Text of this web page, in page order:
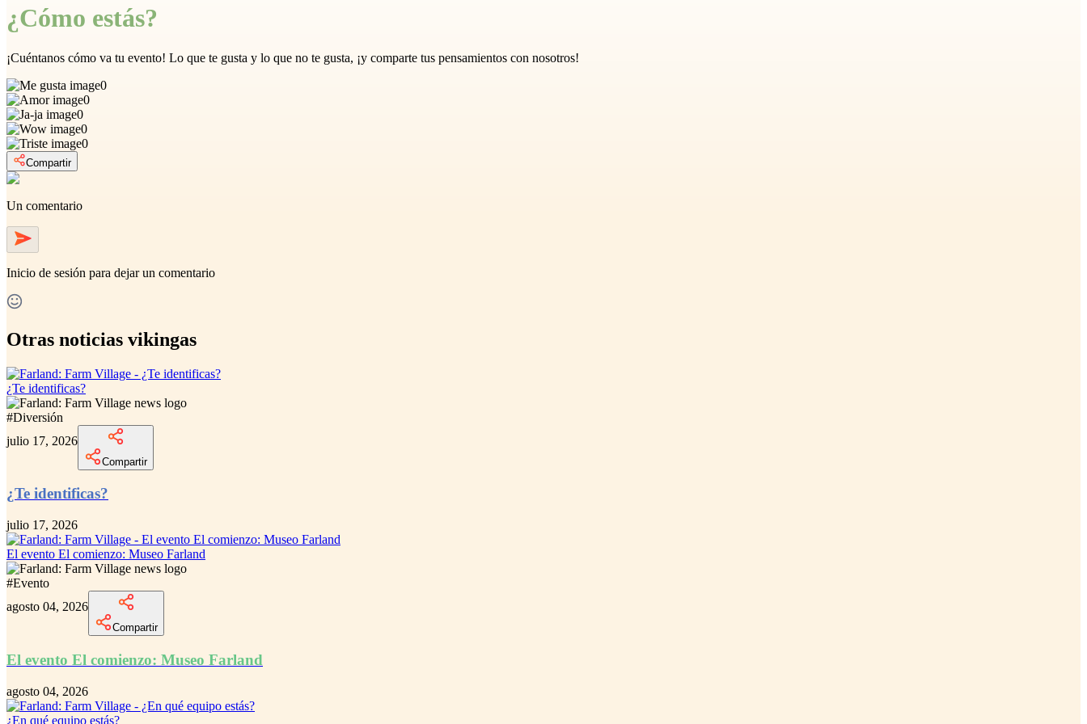
¿Cómo estás?
¡Cuéntanos cómo va tu evento! Lo que te gusta y lo que no te gusta, ¡y comparte tus pensamientos con nosotros!
0
0
0
0
0
Compartir
Un comentario
Inicio de sesión para dejar un comentario
Otras noticias vikingas
¿Te identificas?
#Diversión
julio 17, 2026
Compartir
¿Te identificas?
julio 17, 2026
El evento El comienzo: Museo Farland
#Evento
agosto 04, 2026
Compartir
El evento El comienzo: Museo Farland
agosto 04, 2026
¿En qué equipo estás?